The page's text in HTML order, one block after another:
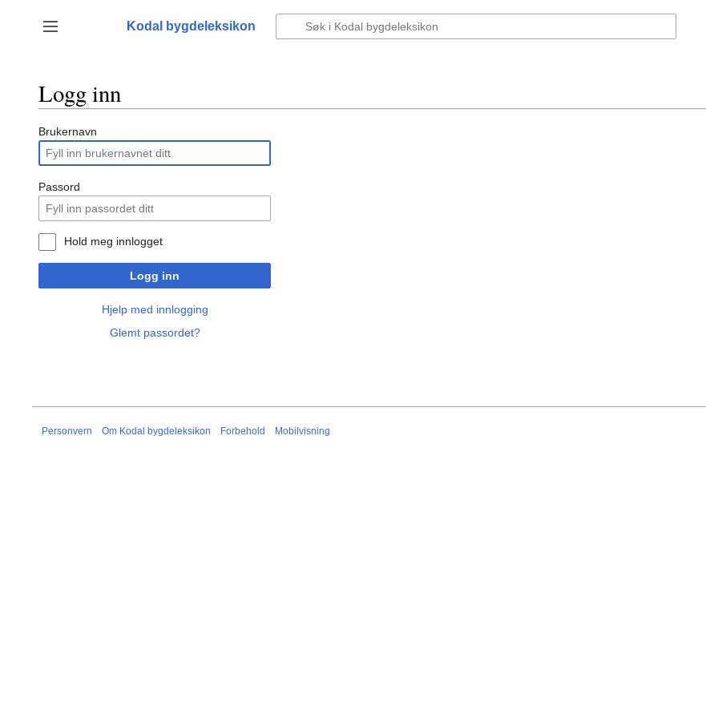
innhold
Vis/skjul sidefelt
Kodal bygdeleksikon
Logg inn
Brukernavn
Passord
Hold meg innlogget
Logg inn
Hjelp med innlogging
Glemt passordet?
Personvern Om Kodal bygdeleksikon Forbehold Mobilvisning